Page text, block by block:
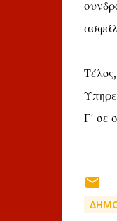
Γ΄ σε